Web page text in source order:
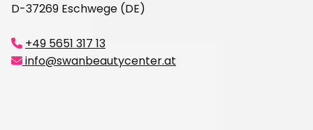
D-37269 Eschwege (DE)
 +49 5651 317 13
 info@swanbeautycenter.at